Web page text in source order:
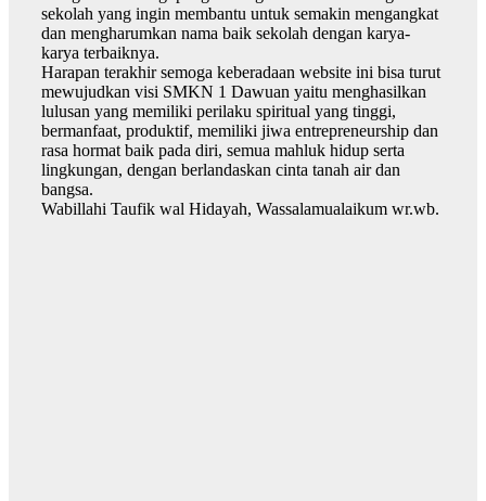
sekolah yang ingin membantu untuk semakin mengangkat
dan mengharumkan nama baik sekolah dengan karya-
karya terbaiknya.
Harapan terakhir semoga keberadaan website ini bisa turut
mewujudkan visi SMKN 1 Dawuan yaitu menghasilkan
lulusan yang memiliki perilaku spiritual yang tinggi,
bermanfaat, produktif, memiliki jiwa entrepreneurship dan
rasa hormat baik pada diri, semua mahluk hidup serta
lingkungan, dengan berlandaskan cinta tanah air dan
bangsa.
Wabillahi Taufik wal Hidayah, Wassalamualaikum wr.wb.